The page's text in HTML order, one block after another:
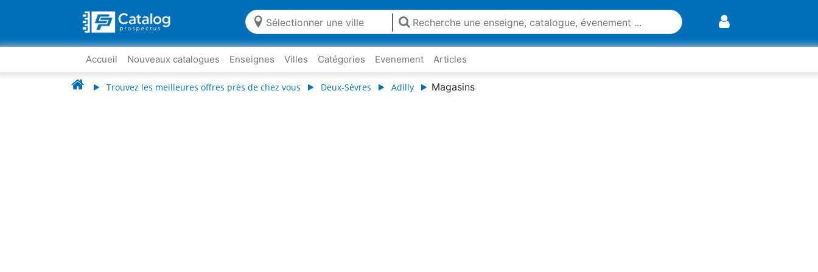
Accueil Nouveaux catalogues Enseignes Villes Catégories Evenement Articles
Trouvez les meilleures offres près de chez vous Deux-Sèvres Adilly Magasins